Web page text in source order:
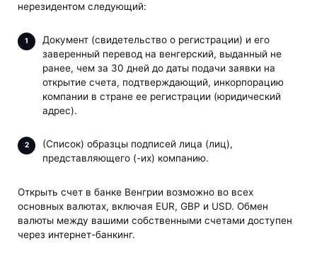
нерезидентом следующий:
Документ (свидетельство о регистрации) и его
заверенный перевод на венгерский, выданный не
ранее, чем за 30 дней до даты подачи заявки на
открытие счета, подтверждающий, инкорпорацию
компании в стране ее регистрации (юридический
адрес).
(Список) образцы подписей лица (лиц),
представляющего (-их) компанию.
Открыть счет в банке Венгрии возможно во всех
основных валютах, включая EUR, GBP и USD. Обмен
валюты между вашими собственными счетами доступен
через интернет-банкинг.